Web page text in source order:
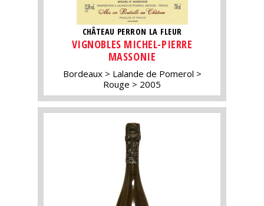
CHÂTEAU PERRON LA FLEUR
VIGNOBLES MICHEL-PIERRE
MASSONIE
Bordeaux
Lalande de Pomerol
Rouge
2005